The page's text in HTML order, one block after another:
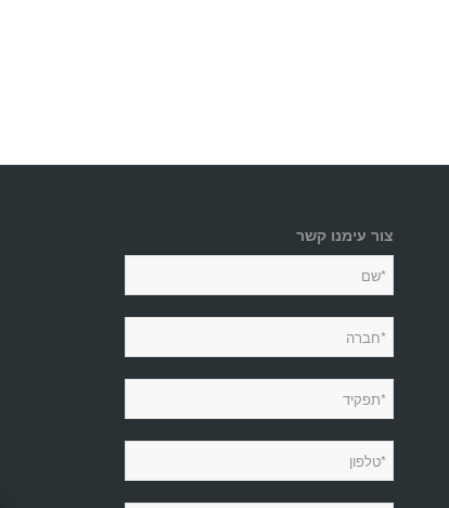
צור עימנו קשר